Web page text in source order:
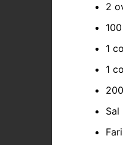
2
1
1
Sal